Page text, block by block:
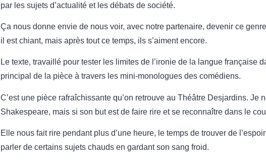
par les sujets d’actualité et les débats de société.
Ça nous donne envie de nous voir, avec notre partenaire, devenir ce
il est chiant, mais après tout ce temps, ils s’aiment encore.
Le texte, travaillé pour tester les limites de l’ironie de la langue française
principal de la pièce à travers les mini-monologues des comédiens.
C’est une pièce rafraîchissante qu’on retrouve au Théâtre Desjardins. Je
Shakespeare, mais si son but est de faire rire et se reconnaître dans le
Elle nous fait rire pendant plus d’une heure, le temps de trouver de
parler de certains sujets chauds en gardant son sang froid.